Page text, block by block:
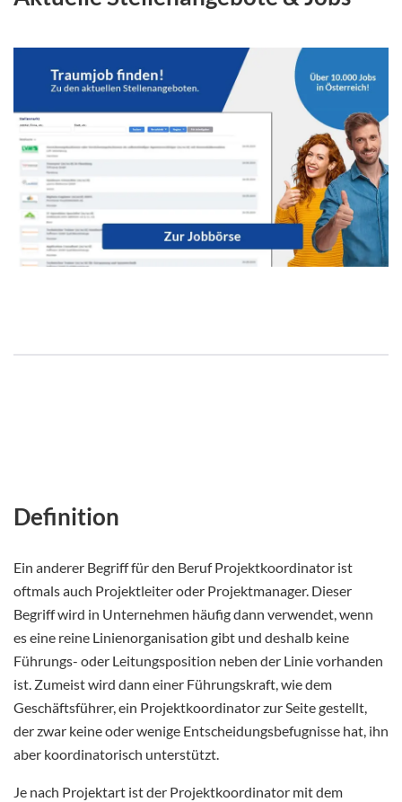
Definition
Ein anderer Begriff für den Beruf Projektkoordinator ist
oftmals auch Projektleiter oder Projektmanager. Dieser
Begriff wird in Unternehmen häufig dann verwendet, wenn
es eine reine Linienorganisation gibt und deshalb keine
Führungs- oder Leitungsposition neben der Linie vorhanden
ist. Zumeist wird dann einer Führungskraft, wie dem
Geschäftsführer, ein Projektkoordinator zur Seite gestellt,
der zwar keine oder wenige Entscheidungsbefugnisse hat, ihn
aber koordinatorisch unterstützt.
Je nach Projektart ist der Projektkoordinator mit dem